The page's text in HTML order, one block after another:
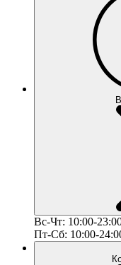
Вс-Чт: 10:00-
Пт-Сб: 10:00-